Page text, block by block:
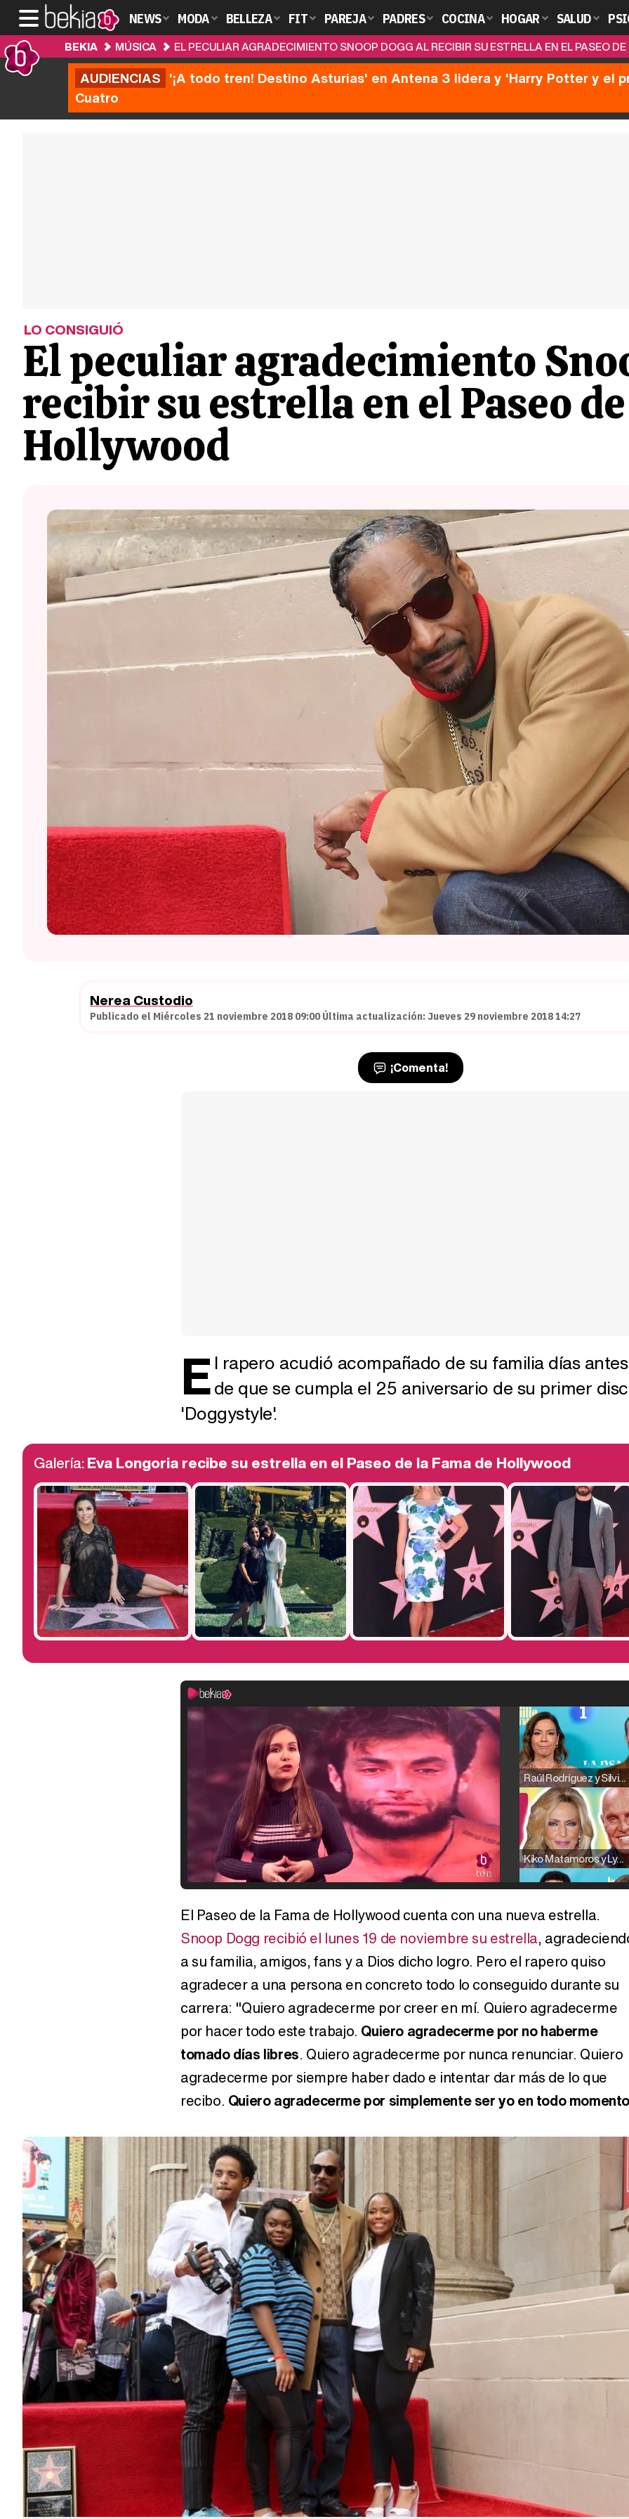
NEWS MODA BELLEZA FIT PAREJA PADRES COCINA HOGAR SALUD
BEKIA MÚSICA EL PECULIAR AGRADECIMIENTO SNOOP DOGG AL RECIBIR SU ESTRELLA EN EL PASEO
AUDIENCIAS '¡A todo tren! Destino Asturias' en Antena 3 lidera y 'Harry Potter y el
Cuatro
LO CONSIGUIÓ
El peculiar agradecimiento
recibir su estrella en el Paseo
Hollywood
Nerea Custodio
Publicado el Miércoles 21 noviembre 2018 09:00 Última actualización: Jueves 29 noviembre 2018 14:27
¡Comenta!
El rapero acudió acompañado de su familia días antes
de que se cumpla el 25 aniversario de su primer
'Doggystyle'.
Galería:Eva Longoria recibe su estrella en el Paseo de la Fama de Hollywood
Raúl Rodríguez y Silvia Taulés nos cuentan su papel en 'La familia de la tele'
Kiko Matamoros y Lydia Lozano: "Nuestro público es de todas las edades y RTVE tiene un público muy pegado a las novelas, al que tenemos que captar"
Carlota Corredera y Javier de Hoyos: "La tele tiene que representar al público también y aquí están todos los perfiles posibles&quo;
Belén Esteban: "Estoy emocionada, muy contenta y muy feliz por llegar a RTVE"
Magdalena de Suecia responde a las críticas y explica por qué le han permitido lanzar su propio negocio
El Paseo de la Fama de Hollywood cuenta con una nueva estrella.
Snoop Dogg recibió el lunes 19 de noviembre su estrella,
a su familia, amigos, fans y a Dios dicho logro. Pero el rapero quiso
agradecer a una persona en concreto todo lo conseguido durante su
carrera: "Quiero agradecerme por creer en mí. Quiero agradecerme
por hacer todo este trabajo. Quiero agradecerme por no haberme
tomado días libres. Quiero agradecerme por nunca renunciar. Quiero
agradecerme por siempre haber dado e intentar dar más de lo que
recibo. Quiero agradecerme por simplemente ser yo en todo